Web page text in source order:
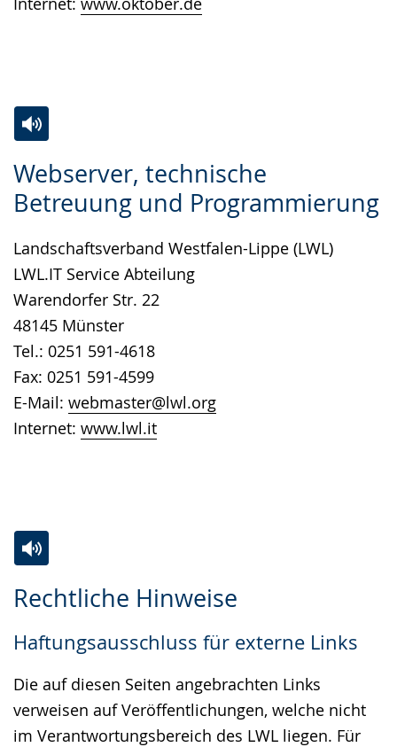
angezeigt.
Webserver, technische
Betreuung und Programmierung
Landschaftsverband Westfalen-Lippe (LWL)
LWL.IT Service Abteilung
Warendorfer Str. 22
48145 Münster
Tel.: 0251 591-4618
Fax: 0251 591-4599
E-Mail: webmaster@lwl.org
Internet: www.lwl.it
Leichten
Sprache
Audio-
Unterstützung.
Video
in
Gebärdensprache
wird
angezeigt.
Rechtliche Hinweise
Haftungsausschluss für externe Links
Die auf diesen Seiten angebrachten Links
verweisen auf Veröffentlichungen, welche nicht
im Verantwortungsbereich des LWL liegen. Für
Leichten
wechseln.
Audio-
Video
Deutscher
Gebärdensprache
wird
angezeigt.